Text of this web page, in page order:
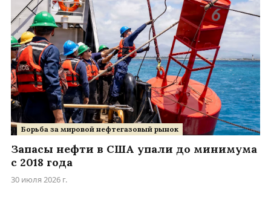
Борьба за мировой нефтегазовый рынок
Запасы нефти в США упали до минимума
с 2018 года
30 июля 2026 г.